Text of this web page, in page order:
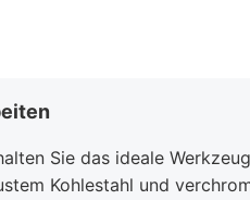
Sie das ideale
Kohlestahl und